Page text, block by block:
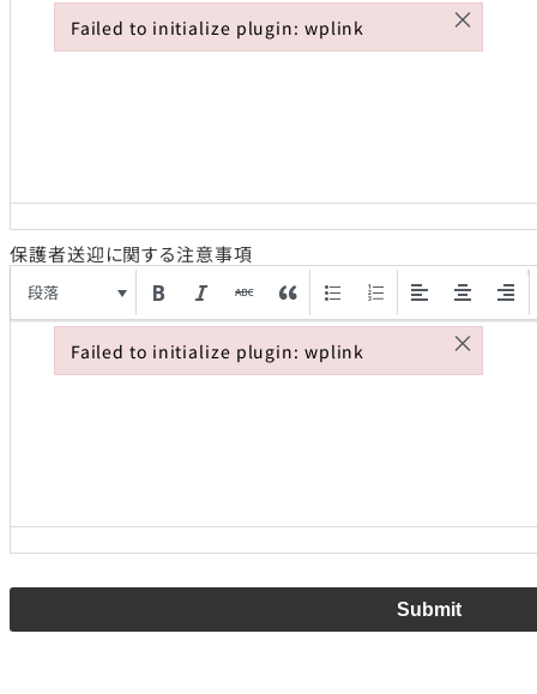
保護者送迎に関する注意事項
段落
Submit
Failed to initialize plugin: wplink ×
Failed to initialize plugin: wplink
Failed to initialize plugin: wplink ×
Failed to initialize plugin: wplink